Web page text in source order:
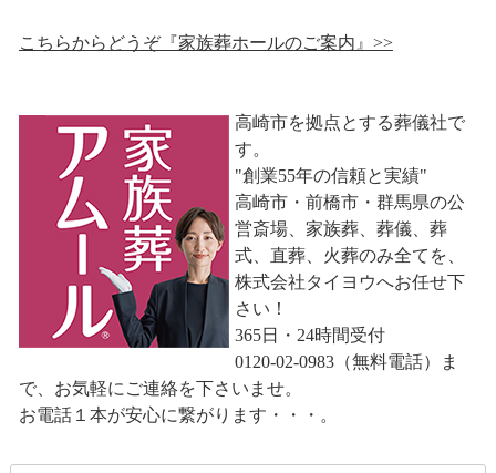
こちらからどうぞ『家族葬ホールのご案内』>>
高崎市を拠点とする葬儀社で
す。
"創業55年の信頼と実績"
高崎市・前橋市・群馬県の公
営斎場、家族葬、葬儀、葬
式、直葬、火葬のみ全てを、
株式会社タイヨウへお任せ下
さい！
365日・24時間受付
0120-02-0983（無料電話）ま
で、お気軽にご連絡を下さいませ。
お電話１本が安心に繋がります・・・。